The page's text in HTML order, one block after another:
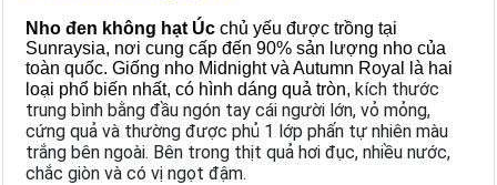
Nho đen không hạt Úc chủ yếu được trồng tại
Sunraysia, nơi cung cấp đến 90% sản lượng nho của
toàn quốc. Giống nho Midnight và Autumn Royal là hai
loại phổ biến nhất, có hình dáng quả tròn, kích thước
trung bình bằng đầu ngón tay cái người lớn, vỏ mỏng,
cứng quả và thường được phủ 1 lớp phấn tự nhiên màu
trắng bên ngoài. Bên trong thịt quả hơi đục, nhiều nước,
chắc giòn và có vị ngọt đậm.